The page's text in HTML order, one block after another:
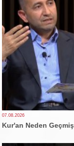
07.08.2026
Kur'an Neden